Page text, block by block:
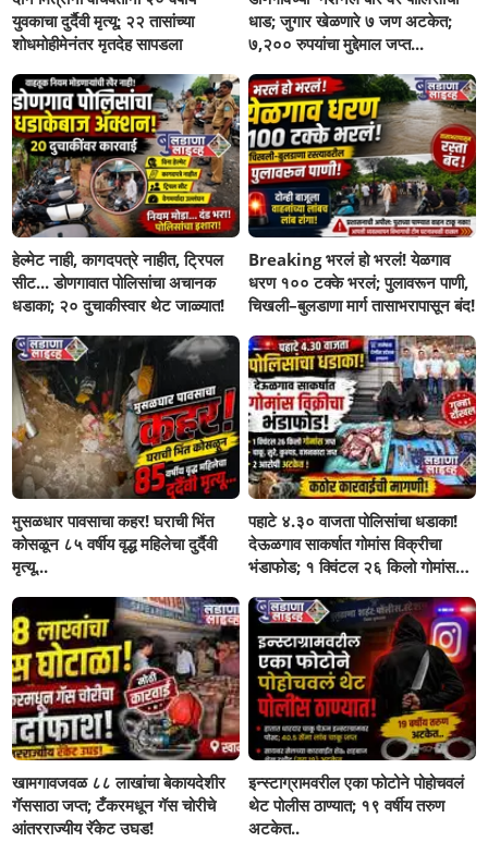
युवकाचा दुर्दैवी मृत्यू; २२ तासांच्या
शोधमोहीमेनंतर मृतदेह सापडला
धाड; जुगार खेळणारे ७ जण अटकेत;
७,२०० रुपयांचा मुद्देमाल जप्त...
हेल्मेट नाही, कागदपत्रे नाहीत, ट्रिपल
सीट... डोणगावात पोलिसांचा अचानक
धडाका; २० दुचाकीस्वार थेट जाळ्यात!
Breaking भरलं हो भरलं! येळगाव
धरण १०० टक्के भरलं; पुलावरून पाणी,
चिखली–बुलडाणा मार्ग तासाभरापासून बंद!
मुसळधार पावसाचा कहर! घराची भिंत
कोसळून ८५ वर्षीय वृद्ध महिलेचा दुर्दैवी
मृत्यू...
पहाटे ४.३० वाजता पोलिसांचा धडाका!
देऊळगाव साकर्षात गोमांस विक्रीचा
भंडाफोड; १ क्विंटल २६ किलो गोमांस
खामगावजवळ ८८ लाखांचा बेकायदेशीर
गॅससाठा जप्त; टँकरमधून गॅस चोरीचे
आंतरराज्यीय रॅकेट उघड!
इन्स्टाग्रामवरील एका फोटोने पोहोचवलं
थेट पोलीस ठाण्यात; १९ वर्षीय तरुण
अटकेत..